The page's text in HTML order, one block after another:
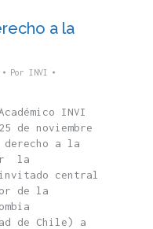
a la
Por INVI
INVI
de noviembre
a la
la
central
de la
de Chile) a